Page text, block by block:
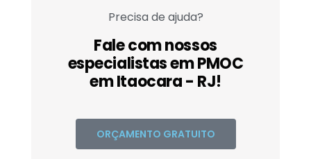
Precisa de ajuda?
Fale com nossos
especialistas em PMOC
em Itaocara - RJ!
ORÇAMENTO GRATUITO